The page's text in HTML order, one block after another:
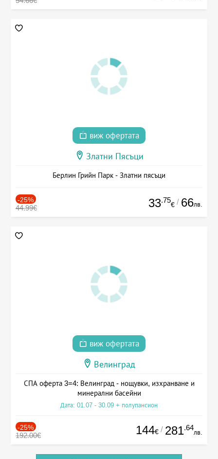
виж офертата
Златни Пясъци
Берлин Грийн Парк - Златни пясъци
-25%
44.99€ 33.75
€ / 66лв.
виж офертата
Велинград
СПА оферта 3=4: Велинград - нощувки, изхранване и
минерални басейни
Дата: 01.07 - 30.09 + полупансион
-25%
192.00€ 144€ / 281.64
лв.